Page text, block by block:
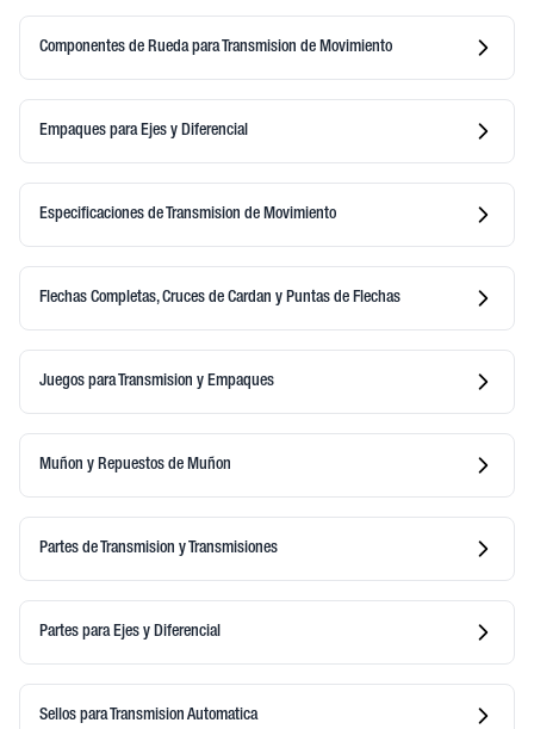
Componentes de Rueda para Transmision de Movimiento
Empaques para Ejes y Diferencial
Especificaciones de Transmision de Movimiento
Flechas Completas, Cruces de Cardan y Puntas de Flechas
Juegos para Transmision y Empaques
Muñon y Repuestos de Muñon
Partes de Transmision y Transmisiones
Partes para Ejes y Diferencial
Sellos para Transmision Automatica